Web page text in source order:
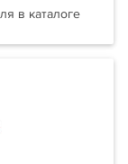
в каталоге